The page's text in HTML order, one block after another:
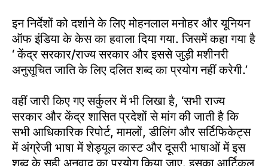
इन निर्देशों को दर्शाने के लिए मोहनलाल मनोहर और यूनियन
ऑफ इंडिया के केस का हवाला दिया गया. जिसमें कहा गया है
‘ केंद्र सरकार/राज्य सरकार और इससे जुड़ी मशीनरी
अनुसूचित जाति के लिए दलित शब्द का प्रयोग नहीं करेगी.’
वहीं जारी किए गए सर्कुलर में भी लिखा है, ‘सभी राज्य
सरकार और केंद्र शासित प्रदेशों से मांग की जाती है कि
सभी आधिकारिक रिपोर्ट, मामलों, डीलिंग और सर्टिफिकेट्स
में अंग्रेजी भाषा में शेड्यूल कास्ट और दूसरी भाषाओं में इस
शब्द के सही अनुवाद का प्रयोग किया जाए. इसका आर्टिकल